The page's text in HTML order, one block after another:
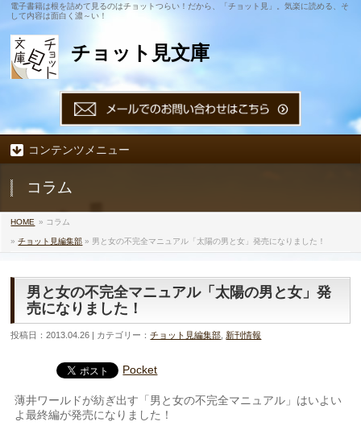
電子書籍は根を詰めて見るのはチョットつらい！だから、「チョット見」。気楽に読める、そ
して内容は面白く濃～い！
チョット見文庫
コンテンツメニュー
コラム
HOME » コラム
»チョット見編集部 » 男と女の不完全マニュアル「太陽の男と女」発売になりました！
男と女の不完全マニュアル「太陽の男と女」発
売になりました！
投稿日：2013.04.26 | カテゴリー：チョット見編集部 新刊情報
Pocket
薄井ワールドが紡ぎ出す「男と女の不完全マニュアル」はいよい
よ最終編が発売になりました！